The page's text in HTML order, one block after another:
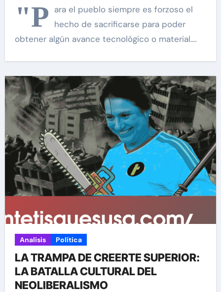
"P ara el pueblo siempre es forzoso el
hecho de sacrificarse para poder
obtener algún avance tecnológico o material.…
Analisis Política
LA TRAMPA DE CREERTE SUPERIOR:
LA BATALLA CULTURAL DEL
NEOLIBERALISMO